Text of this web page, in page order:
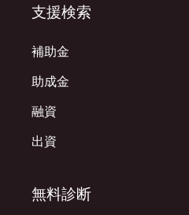
支援検索
補助金
助成金
融資
出資
無料診断